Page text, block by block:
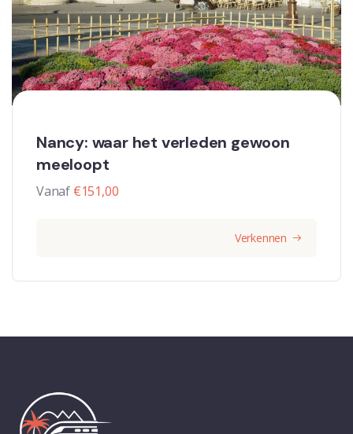
Nancy: waar het verleden gewoon
meeloopt
Vanaf €151,00
Verkennen